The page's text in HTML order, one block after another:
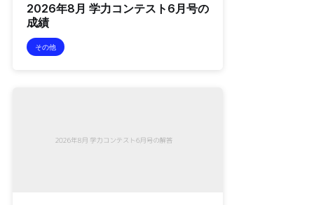
2026年8月 学力コンテスト6月号の
成績
その他